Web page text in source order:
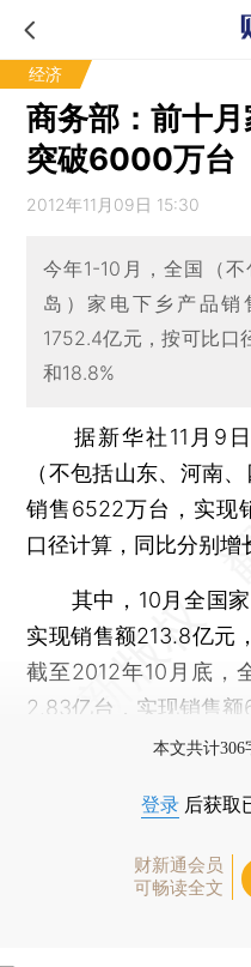
经济
商务部：前十
突破6000万台
2012年11月09日 15:30
今年1-10月，全国（
岛）家电下乡产品
1752.4亿元，按可比口
和18.8%
据新华社11月9日
（不包括山东、河南
销售6522万台，实现
口径计算，同比分别增
其中，10月全国家
实现销售额213.8亿元
截至2012年10月底，
2.83亿台，实现销售额
本文共计
登录 后获取
财新通会员
可畅读全文